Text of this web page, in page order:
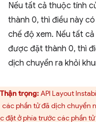
Nếu tất cả thuộc tính
thành 0, thì điều này
chế độ xem. Nếu tất
được đặt thành 0, thì
dịch chuyển ra khỏi
Thận trọng:API Layout
các phần tử đã dịch chuyển
đặt ở phía trước các phần